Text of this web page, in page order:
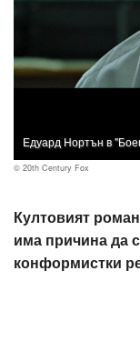
Едуард Нортън в
© 20th Century Fox
Култовият
има причина да
конформистки